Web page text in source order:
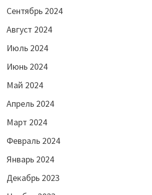
Сентябрь 2024
Август 2024
Июль 2024
Июнь 2024
Май 2024
Апрель 2024
Март 2024
Февраль 2024
Январь 2024
Декабрь 2023